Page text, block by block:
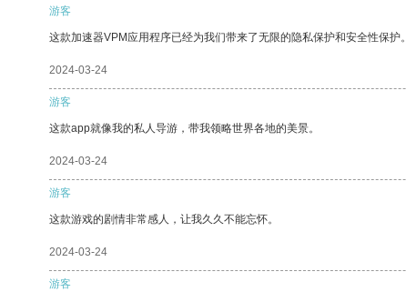
游客
这款加速器VPM应用程序已经为我们带来了无限的隐私保护和安全性保护。
2024-03-24
游客
这款app就像我的私人导游，带我领略世界各地的美景。
2024-03-24
游客
这款游戏的剧情非常感人，让我久久不能忘怀。
2024-03-24
游客